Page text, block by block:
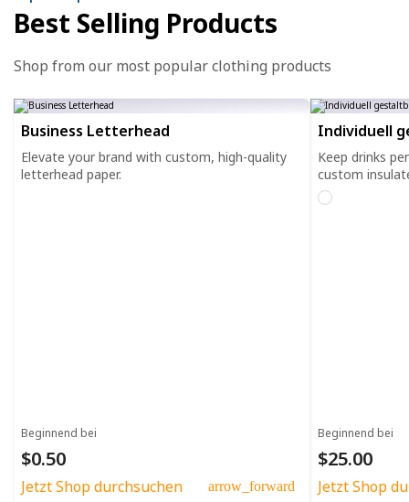
Best Selling Products
Shop from our most popular clothing products
Business Letterhead
Elevate your brand with custom, high-quality
letterhead paper.
Beginnend bei
$0.50
Jetzt Shop durchsuchen arrow_forward
Individuell
Keep drinks
custom
Beginnend bei
$25.00
Jetzt Shop